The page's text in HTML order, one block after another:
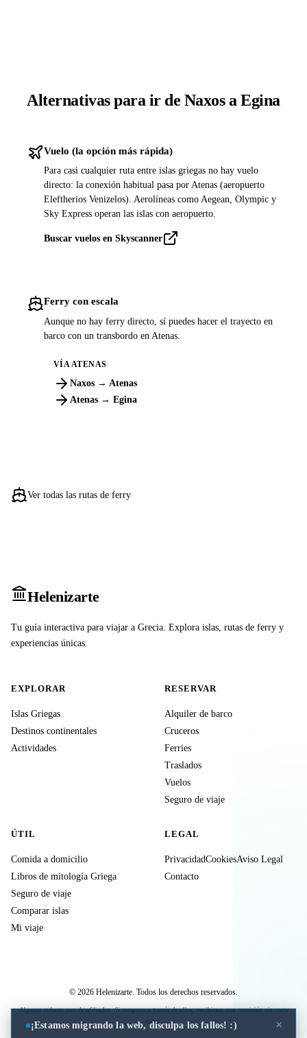
Alternativas para ir de Naxos a Egina
Vuelo (la opción más rápida)
Para casi cualquier ruta entre islas griegas no hay vuelo
directo: la conexión habitual pasa por Atenas (aeropuerto
Eleftherios Venizelos). Aerolíneas como Aegean, Olympic y
Sky Express operan las islas con aeropuerto.
Buscar vuelos en Skyscanner
Ferry con escala
Aunque no hay ferry directo, sí puedes hacer el trayecto en
barco con un transbordo en Atenas.
VÍA ATENAS
Naxos → Atenas
Atenas → Egina
Ver todas las rutas de ferry
¡Estamos migrando la web, disculpa los fallos! :) ×
Helenizarte
Tu guía interactiva para viajar a Grecia. Explora islas, rutas de ferry y
experiencias únicas.
EXPLORAR
Islas Griegas
Destinos continentales
Actividades
RESERVAR
Alquiler de barco
Cruceros
Ferries
Traslados
Vuelos
Seguro de viaje
ÚTIL
Comida a domicilio
Libros de mitología Griega
Seguro de viaje
Comparar islas
Mi viaje
LEGAL
PrivacidadCookiesAviso Legal
Contacto
© 2026 Helenizarte. Todos los derechos reservados.
Algunos enlaces son de afiliados. Si compras a través de ellos, recibimos una comisión sin coste
extra.